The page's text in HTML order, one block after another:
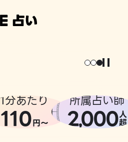
。
1分あたり
110円〜
所属占い師
2,000人
超